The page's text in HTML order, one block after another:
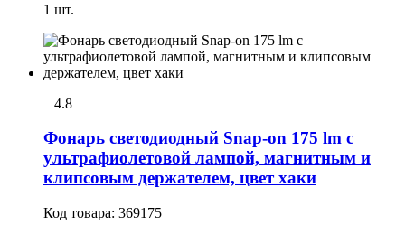
1 шт.
4.8
Фонарь светодиодный Snap-on 175 lm с
ультрафиолетовой лампой, магнитным и
клипсовым держателем, цвет хаки
Код товара: 369175